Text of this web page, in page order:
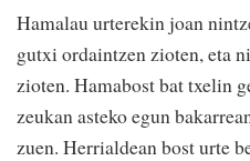
Hamalau urterekin joan
gutxi ordaintzen zioten, eta
zioten. Hamabost bat txelin
zeukan asteko egun
zuen. Herrialdean bost urte